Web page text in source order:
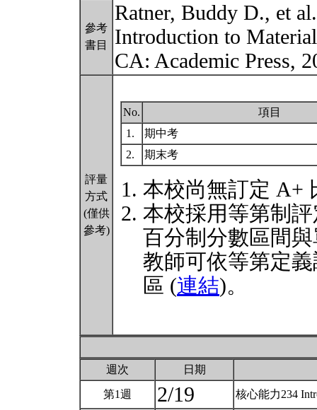
參考
書目
Ratner, Buddy D., et
Introduction to
CA: Academic Press,
評量
方式
(僅供
參考)
No.
項目
1.
期中考
2.
期末考
本校尚無訂定 A+
本校採用等第制
百分制分數區間
教師可依等第定
區 (連結)。
週次 日期
第1週 2/19 核心能力234